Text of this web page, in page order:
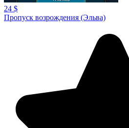
24 $
Пропуск возрождения (Эльва)